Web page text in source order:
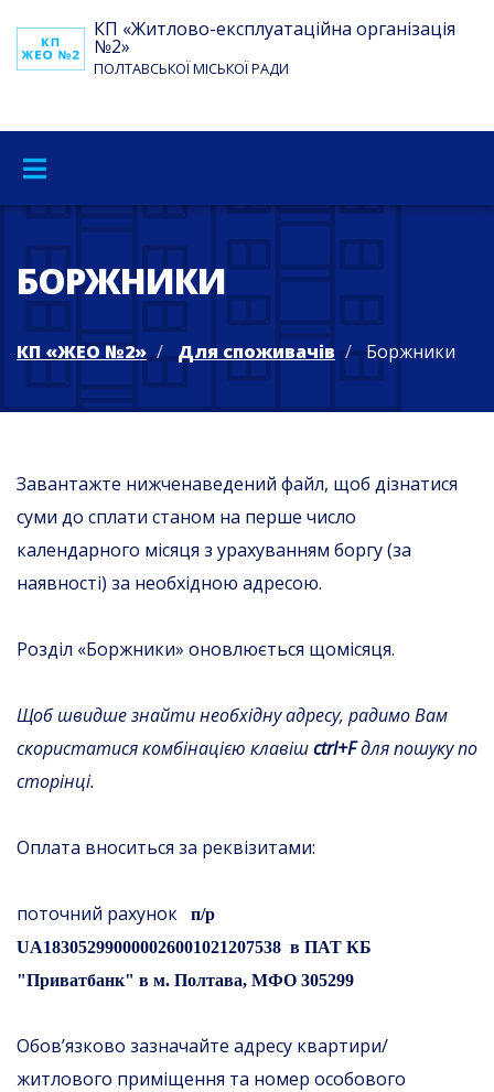
КП «Житлово-експлуатаційна організація
№2»
ПОЛТАВСЬКОЇ МІСЬКОЇ РАДИ
БОРЖНИКИ
КП «ЖЕО №2» Для споживачів Боржники
Завантажте нижченаведений файл, щоб дізнатися
суми до сплати станом на перше число
календарного місяця з урахуванням боргу (за
наявності) за необхідною адресою.
Розділ «Боржники» оновлюється щомісяця.
Щоб швидше знайти необхідну адресу, радимо Вам
скористатися комбінацією клавішctrl+Fдля пошуку по
сторінці.
Оплата вноситься за реквізитами:
поточний рахунок
п/р
UA183052990000026001021207538 в ПАТ КБ
"Приватбанк" в м. Полтава, МФО 305299
Обов’язково зазначайте адресу квартири/
житлового приміщення та номер особового